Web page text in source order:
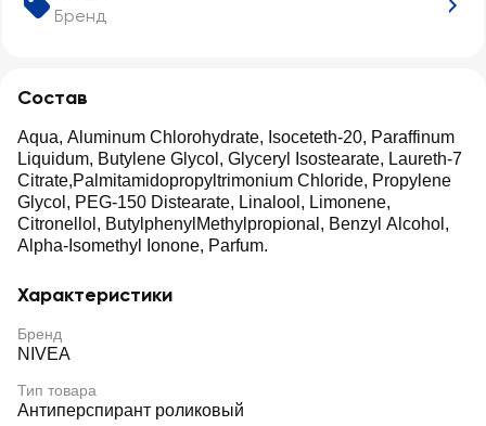
Бренд
Состав
Aqua, Aluminum Chlorohydrate, Isoceteth-20, Paraffinum
Liquidum, Butylene Glycol, Glyceryl Isostearate, Laureth-7
Citrate,Palmitamidopropyltrimonium Chloride, Propylene
Glycol, PEG-150 Distearate, Linalool, Limonene,
Citronellol, ButylphenylMethylpropional, Benzyl Alcohol,
Alpha-Isomethyl Ionone, Parfum.
Характеристики
Бренд
NIVEA
Тип товара
Антиперспирант роликовый